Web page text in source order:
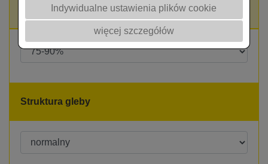
Indywidualne ustawienia plików cookie
więcej szczegółów
Oczekiwane wschody
Struktura gleby